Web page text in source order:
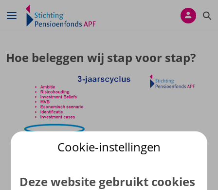
Navigatie overslaan
Hoe beleggen wij stap voor stap?
Cookie-instellingen
Deze website gebruikt cookies